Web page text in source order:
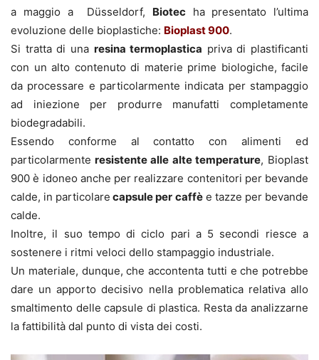
a maggio a Düsseldorf, Biotecha presentato l’ultima
evoluzione delle bioplastiche: Bioplast 900.
Si tratta di una resina termoplastica priva di plastificanti
con un alto contenuto di materie prime biologiche, facile
da processare e particolarmente indicata per stampaggio
ad iniezione per produrre manufatti completamente
biodegradabili.
Essendo conforme al contatto con alimenti ed
particolarmente resistente alle alte temperature, Bioplast
900 è idoneo anche per realizzare contenitori per bevande
calde, in particolare capsule per caffèe tazze per bevande
calde.
Inoltre, il suo tempo di ciclo pari a 5 secondi riesce a
sostenere i ritmi veloci dello stampaggio industriale.
Un materiale, dunque, che accontenta tutti e che potrebbe
dare un apporto decisivo nella problematica relativa allo
smaltimento delle capsule di plastica. Resta da analizzarne
la fattibilità dal punto di vista dei costi.